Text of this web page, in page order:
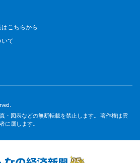
こちらから
て
・図表などの無断転載を禁止します。 著作権は雲
に属します。